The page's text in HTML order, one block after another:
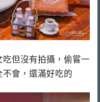
但沒有拍攝，偷嘗一
會，還滿好吃的